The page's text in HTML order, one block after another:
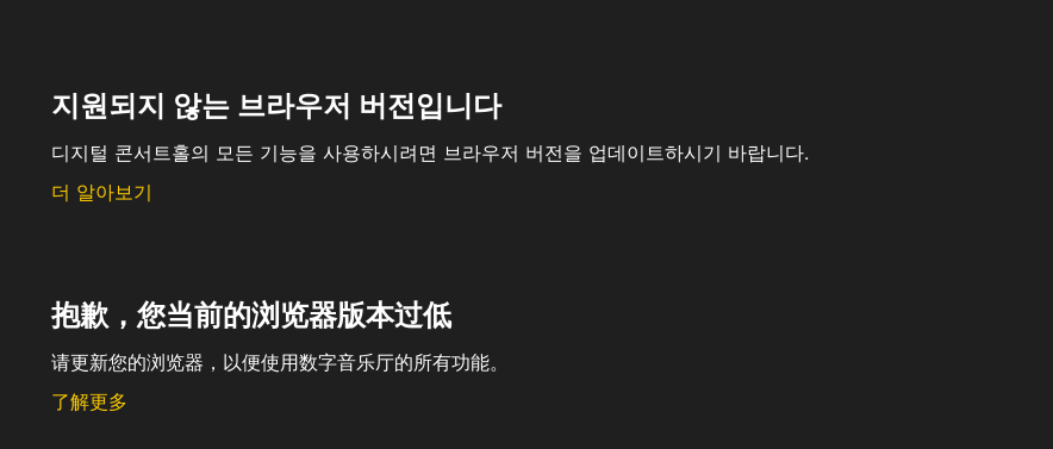
지원되지 않는 브라우저 버전입니다
디지털 콘서트홀의 모든 기능을 사용하시려면 브라우저 버전을 업데이트하시기 바랍니다.
더 알아보기
抱歉，您当前的浏览器版本过低
请更新您的浏览器，以便使用数字音乐厅的所有功能。
了解更多